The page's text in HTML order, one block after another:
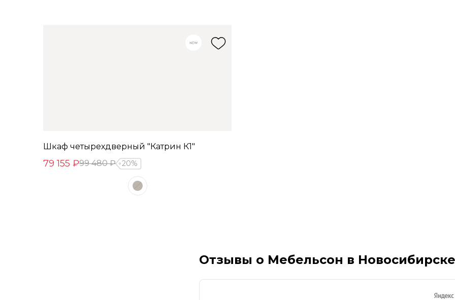
Шкаф четырехдверный "Катрин К1"
79 155 ₽99 480 ₽ 20%
Отзывы о Мебельсон в Новосибирске